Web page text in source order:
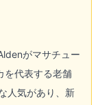
がマサチュー
を代表する老舗
人気があり、新